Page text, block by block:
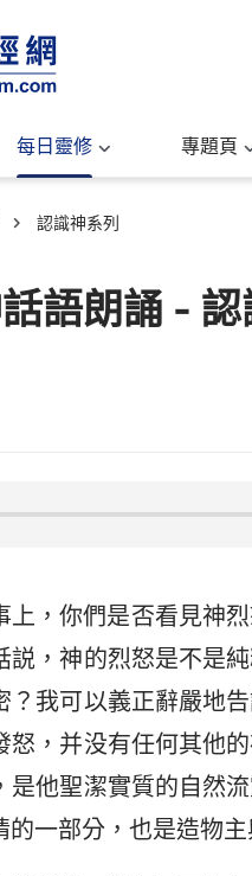
每日靈修 專題頁
認識神系列
語朗誦 -
上，你們是否看見神
説，神的烈怒是不是
？我可以義正辭嚴地
怒，并没有任何其他
是他聖潔實質的自然
一部分，也是造物